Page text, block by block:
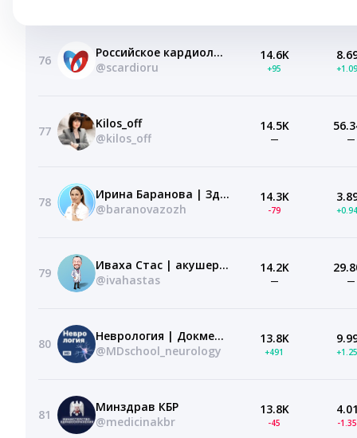
76
Российское кардиологическое общество
@scardioru
14.6K
+95
77
Kilos_off
@kilos_off
14.5K
— —
78
Ирина Баранова | Здоровье
@baranovazozh
14.3K
-79
79
Иваха Стас | акушер-гинеколог
@ivahastas
14.2K
— —
80
Неврология | Докмед для врачей | MD.school
@MDschool_neurology
13.8K
+491
81
Минздрав КБР
@medicinakbr
13.8K
-45 -